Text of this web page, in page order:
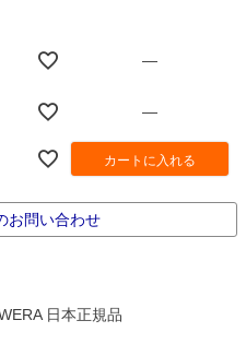
—
—
カートに入れる
お問い合わせ
日本正規品